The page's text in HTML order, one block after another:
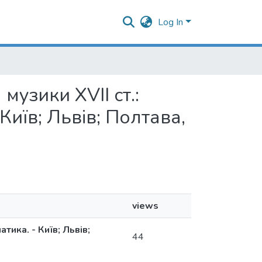
Log In
ХVII ст.:
Львів; Полтава,
views
- Київ; Львів;
44